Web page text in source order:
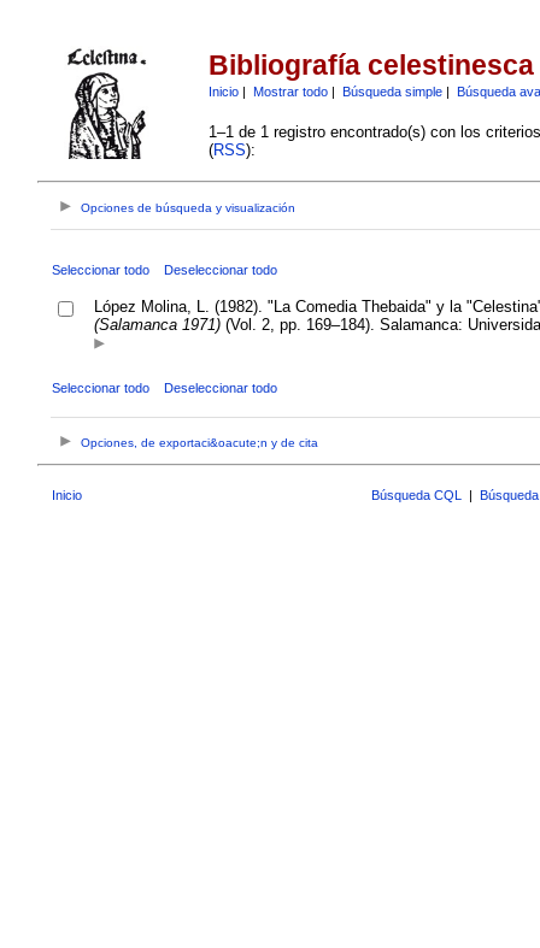
Bibliografía celestinesca
Inicio| Mostrar todo| Búsqueda simple| Búsqueda
1–1 de 1 registro encontrado(s) con los
(RSS):
Opciones de búsqueda y visualización
Seleccionar todo Deseleccionar todo
López Molina, L. (1982). "La Comedia Thebaida" y la
(Salamanca 1971)(Vol. 2, pp. 169–184). Salamanca:
Seleccionar todo Deseleccionar todo
Opciones, de exportaci&oacute;n y de cita
Inicio Búsqueda CQL |